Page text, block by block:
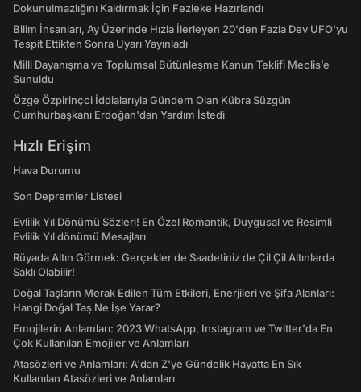
Dokunulmazlığını Kaldırmak İçin Fezleke Hazırlandı
Bilim İnsanları, Ay Üzerinde Hızla İlerleyen 20'den Fazla Dev UFO'yu
Tespit Ettikten Sonra Uyarı Yayınladı
Milli Dayanışma ve Toplumsal Bütünleşme Kanun Teklifi Meclis’e
Sunuldu
Özge Özpirinçci İddialarıyla Gündem Olan Kübra Süzgün
Cumhurbaşkanı Erdoğan'dan Yardım İstedi
Hızlı Erişim
Hava Durumu
Son Depremler Listesi
Evlilik Yıl Dönümü Sözleri! En Özel Romantik, Duygusal ve Resimli
Evlilik Yıl dönümü Mesajları
Rüyada Altın Görmek: Gerçekler de Saadetiniz de Çil Çil Altınlarda
Saklı Olabilir!
Doğal Taşların Merak Edilen Tüm Etkileri, Enerjileri ve Şifa Alanları:
Hangi Doğal Taş Ne İşe Yarar?
Emojilerin Anlamları: 2023 WhatsApp, Instagram ve Twitter'da En
Çok Kullanılan Emojiler ve Anlamları
Atasözleri ve Anlamları: A'dan Z'ye Gündelik Hayatta En Sık
Kullanılan Atasözleri ve Anlamları